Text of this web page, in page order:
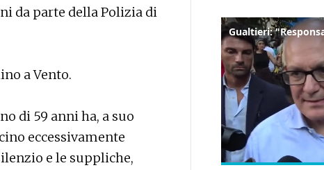
da parte della Polizia di
a Vento.
di 59 anni ha, a suo
eccessivamente
e le suppliche,